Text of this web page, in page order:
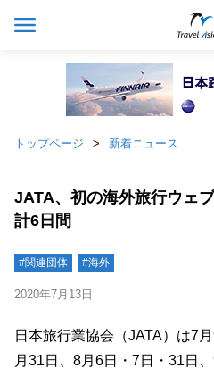
トップページ 新着ニュース
JATA、初の海外旅行ウェ
計6日間
#関連団体 #海外
2020年7月13日
日本旅行業協会（JATA）は7
月31日、8月6日・7日・31日